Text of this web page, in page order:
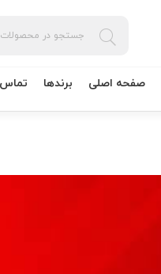
صفحه اصلی برندها تماس